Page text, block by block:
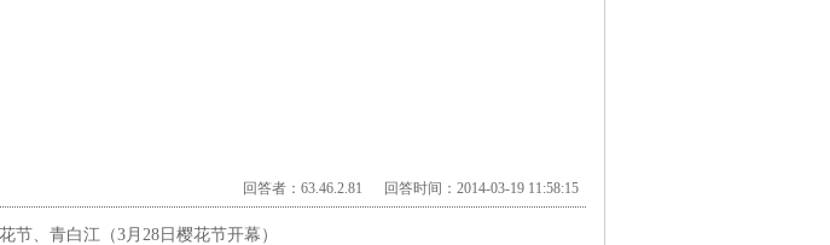
回答者：63.46.2.81 回答时间：2014-03-19 11:58:15
节、青白江（3月28日樱花节开幕）